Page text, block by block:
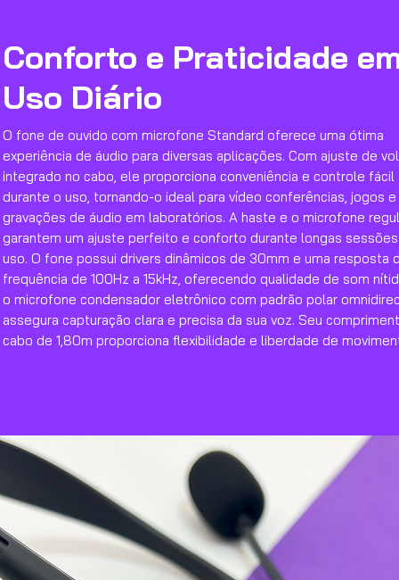
Conforto e Praticidade
Uso Diário
O fone de ouvido com microfone Standard oferece uma ótima
experiência de áudio para diversas aplicações. Com ajuste de
integrado no cabo, ele proporciona conveniência e controle fácil
durante o uso, tornando-o ideal para vídeo conferências, jogos e
gravações de áudio em laboratórios. A haste e o microfone
garantem um ajuste perfeito e conforto durante longas
uso. O fone possui drivers dinâmicos de 30mm e uma resposta
frequência de 100Hz a 15kHz, oferecendo qualidade de som
o microfone condensador eletrônico com padrão polar
assegura capturação clara e precisa da sua voz. Seu
cabo de 1,80m proporciona flexibilidade e liberdade de